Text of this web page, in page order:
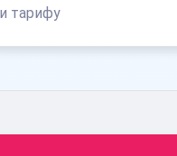
тарифу